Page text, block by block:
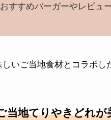
すすめバーガーやレビュ
いご当地食材とコラボし
当地てりやきどれ